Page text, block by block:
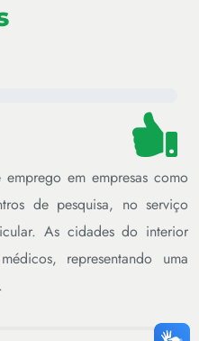
em empresas como
de pesquisa, no serviço
As cidades do interior
representando uma